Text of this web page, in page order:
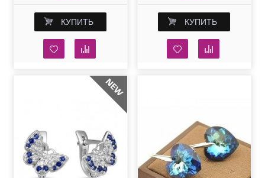
кристаллом
Swarovski
КУПИТЬ
синими
кристаллом
Swarovski Royal
Blue Delite
КУПИТЬ